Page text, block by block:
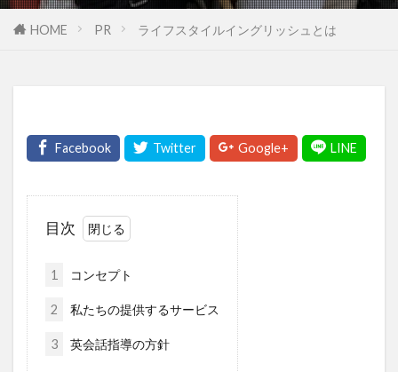
HOME PR ライフスタイルイングリッシュとは
目次
1 コンセプト
2 私たちの提供するサービス
3 英会話指導の方針